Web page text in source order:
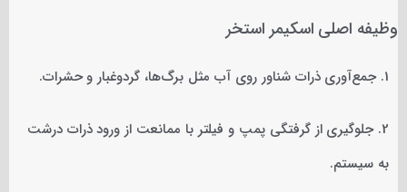
وظیفه اصلی اسکیمر استخر
1. جمع‌آوری ذرات شناور روی آب مثل برگ‌ها، گردوغبار و حشرات.
2. جلوگیری از گرفتگی پمپ و فیلتر با ممانعت از ورود ذرات درشت
به سیستم.